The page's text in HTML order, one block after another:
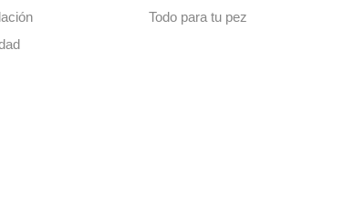
Todo para tu pez